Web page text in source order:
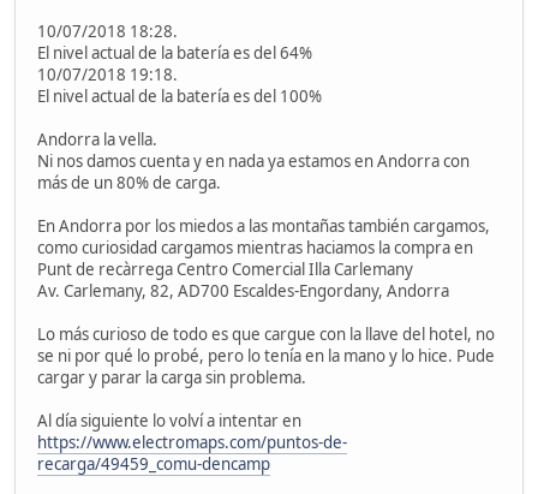
10/07/2018 18:28.
El nivel actual de la batería es del 64%
10/07/2018 19:18.
El nivel actual de la batería es del 100%
Andorra la vella.
Ni nos damos cuenta y en nada ya estamos en Andorra con
más de un 80% de carga.
En Andorra por los miedos a las montañas también cargamos,
como curiosidad cargamos mientras haciamos la compra en
Punt de recàrrega Centro Comercial Illa Carlemany
Av. Carlemany, 82, AD700 Escaldes-Engordany, Andorra
Lo más curioso de todo es que cargue con la llave del hotel, no
se ni por qué lo probé, pero lo tenía en la mano y lo hice. Pude
cargar y parar la carga sin problema.
Al día siguiente lo volví a intentar en
https://www.electromaps.com/puntos-de-
recarga/49459_comu-dencamp